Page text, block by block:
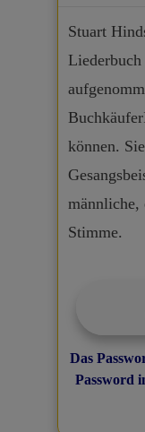
Stuart
können.
Stimme.
Das
Password